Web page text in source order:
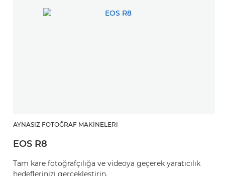
AYNASIZ FOTOĞRAF MAKINELERI
EOS R8
Tam kare fotoğrafçılığa ve videoya geçerek yaratıcılık
hedeflerinizi gerçekleştirin.